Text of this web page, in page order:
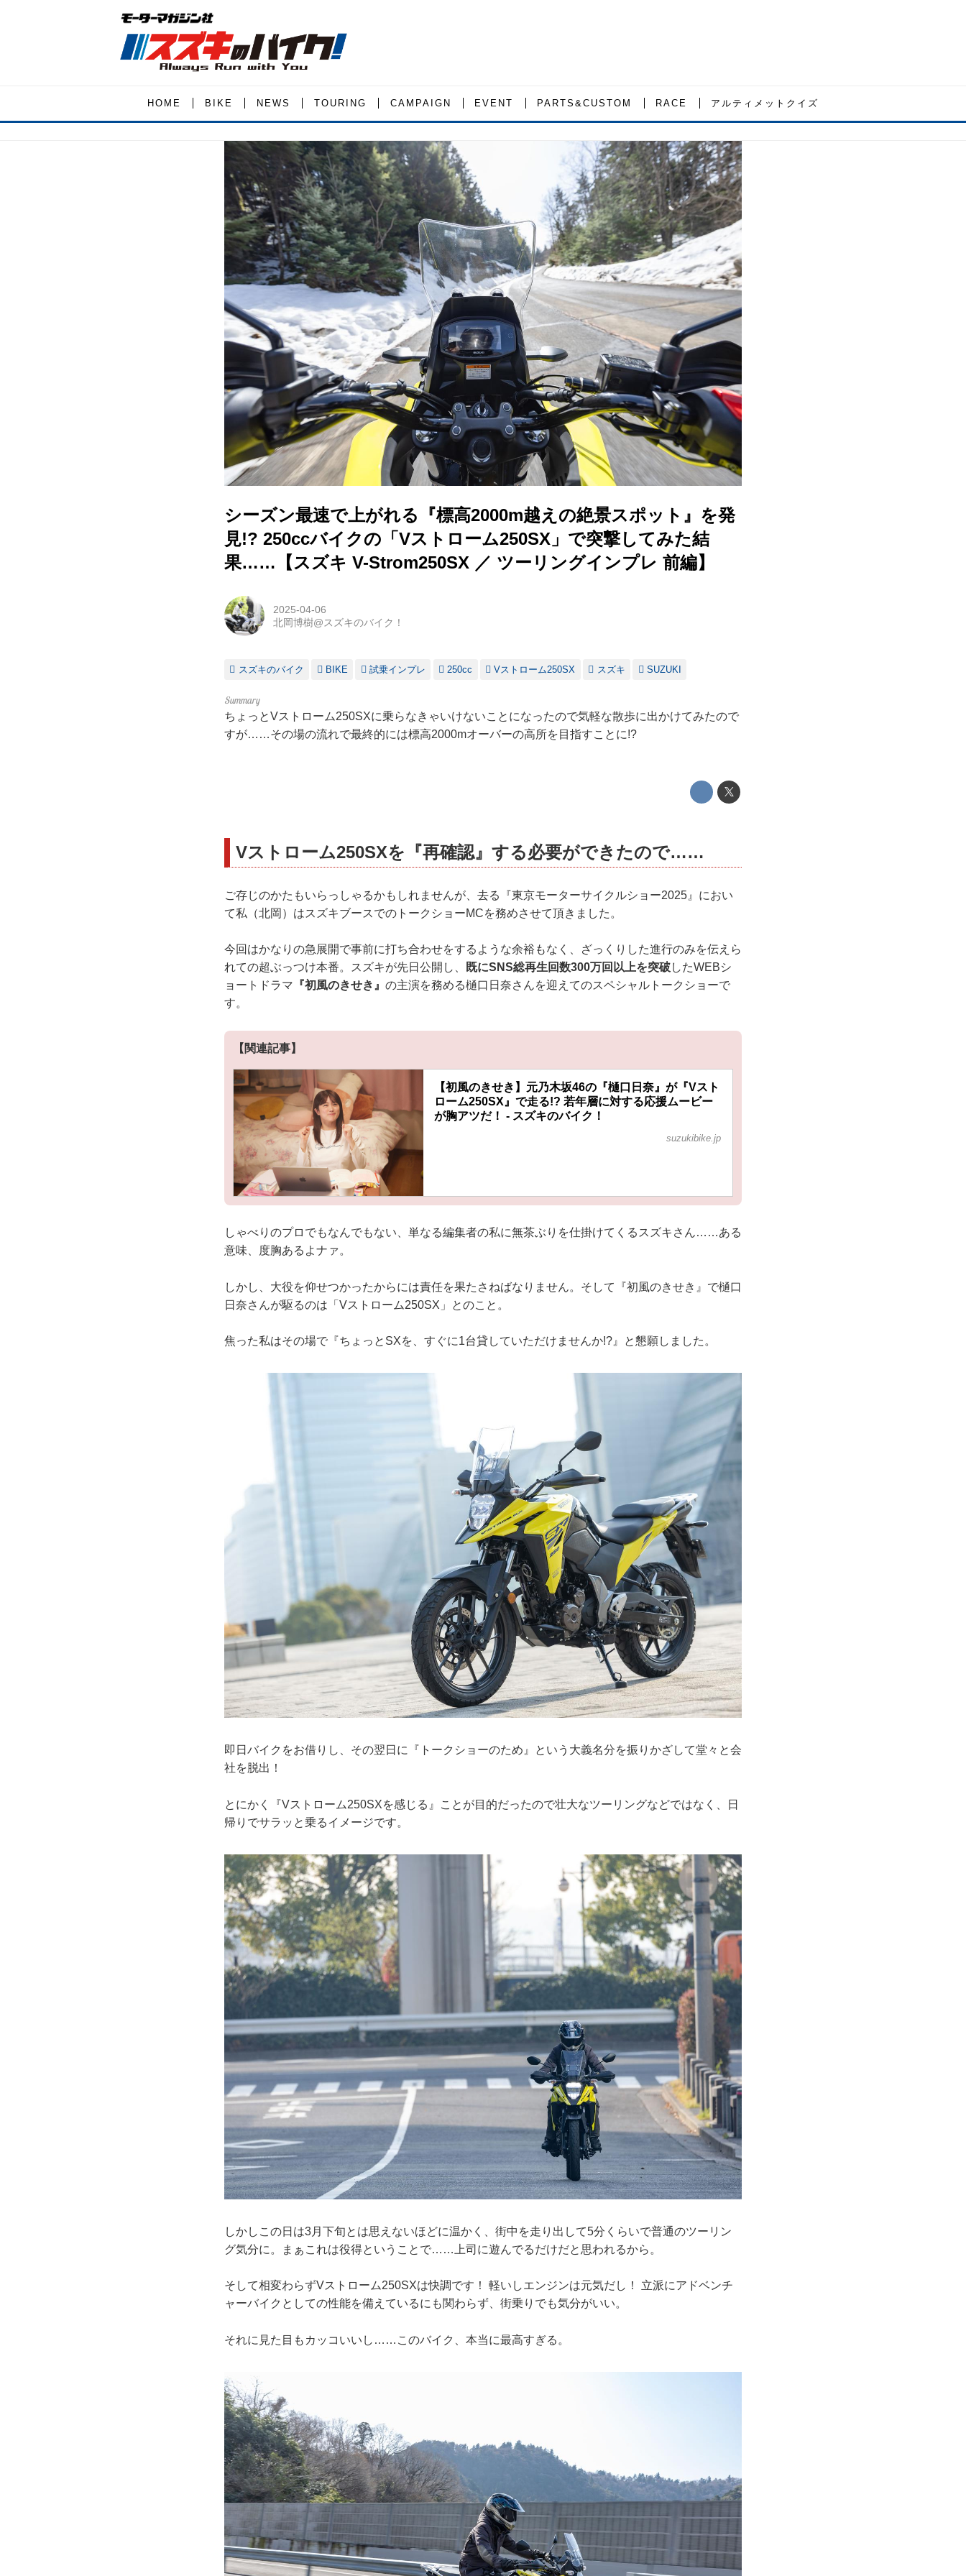
HOME BIKE NEWS TOURING CAMPAIGN EVENT PARTS&CUSTOM RACE アルティメットクイズ
シーズン最速で上がれる『標高2000m越えの絶景スポット』を発
見!? 250ccバイクの「Vストローム250SX」で突撃してみた結
果……【スズキ V-Strom250SX ／ ツーリングインプレ 前編】
2025-04-06
北岡博樹@スズキのバイク！
スズキのバイク BIKE 試乗インプレ 250cc Vストローム250SX スズキ SUZUKI
ちょっとVストローム250SXに乗らなきゃいけないことになったので気軽な散歩に出かけてみたので
すが……その場の流れで最終的には標高2000mオーバーの高所を目指すことに!?
Vストローム250SXを『再確認』する必要ができたので……
ご存じのかたもいらっしゃるかもしれませんが、去る『東京モーターサイクルショー2025』におい
て私（北岡）はスズキブースでのトークショーMCを務めさせて頂きました。
今回はかなりの急展開で事前に打ち合わせをするような余裕もなく、ざっくりした進行のみを伝えら
れての超ぶっつけ本番。スズキが先日公開し、
既にSNS総再生回数300万回以上を突破したWEBシ
ョートドラマ 『初風のきせき』 の主演を務める樋口日奈さんを迎えてのスペシャルトークショーで
す。
【関連記事】
【初風のきせき】元乃木坂46の『樋口日奈』が『Vスト
ローム250SX』で走る!? 若年層に対する応援ムービー
が胸アツだ！ - スズキのバイク！
suzukibike.jp
しゃべりのプロでもなんでもない、単なる編集者の私に無茶ぶりを仕掛けてくるスズキさん……ある
意味、度胸あるよナァ。
しかし、大役を仰せつかったからには責任を果たさねばなりません。そして『初風のきせき』で樋口
日奈さんが駆るのは「Vストローム250SX」とのこと。
焦った私はその場で『ちょっとSXを、すぐに1台貸していただけませんか!?』と懇願しました。
即日バイクをお借りし、その翌日に『トークショーのため』という大義名分を振りかざして堂々と会
社を脱出！
とにかく『Vストローム250SXを感じる』ことが目的だったので壮大なツーリングなどではなく、日
帰りでサラッと乗るイメージです。
しかしこの日は3月下旬とは思えないほどに温かく、街中を走り出して5分くらいで普通のツーリン
グ気分に。まぁこれは役得ということで……上司に遊んでるだけだと思われるから。
そして相変わらずVストローム250SXは快調です！ 軽いしエンジンは元気だし！ 立派にアドベンチ
ャーバイクとしての性能を備えているにも関わらず、街乗りでも気分がいい。
それに見た目もカッコいいし……このバイク、本当に最高すぎる。